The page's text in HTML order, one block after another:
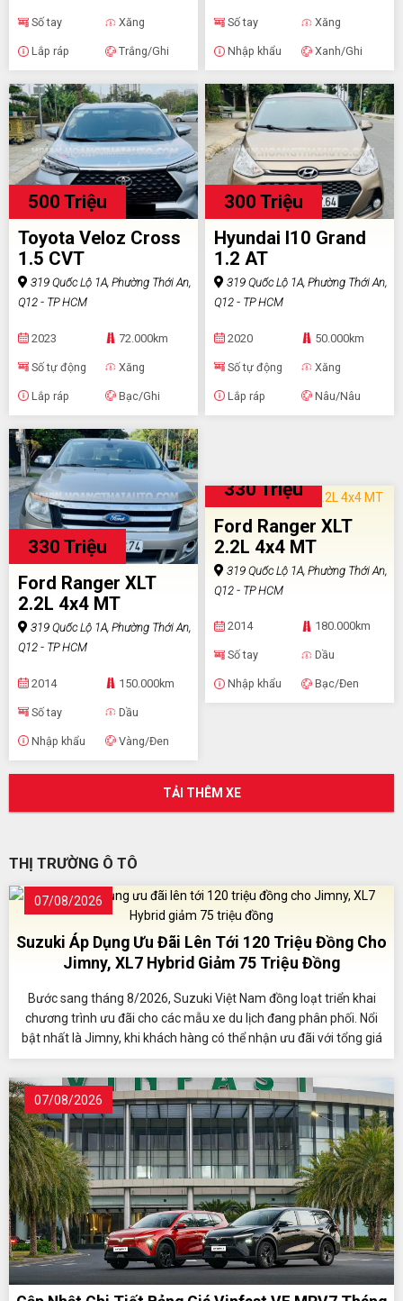
Số tay Xăng
Lắp ráp Trắng/Ghi
Số tay Xăng
Nhập khẩu Xanh/Ghi
500 Triệu
Toyota Veloz Cross
1.5 CVT
319 Quốc Lộ 1A, Phường Thới An,
Q12 - TP HCM
2023 72.000km
Số tự động Xăng
Lắp ráp Bạc/Ghi
300 Triệu
Hyundai I10 Grand
1.2 AT
319 Quốc Lộ 1A, Phường Thới An,
Q12 - TP HCM
2020 50.000km
Số tự động Xăng
Lắp ráp Nâu/Nâu
330 Triệu
Ford Ranger XLT
2.2L 4x4 MT
319 Quốc Lộ 1A, Phường Thới An,
Q12 - TP HCM
2014 150.000km
Số tay Dầu
Nhập khẩu Vàng/Đen
330 Triệu
Ford Ranger XLT
2.2L 4x4 MT
319 Quốc Lộ 1A, Phường Thới An,
Q12 - TP HCM
2014 180.000km
Số tay Dầu
Nhập khẩu Bạc/Đen
TẢI THÊM XE
THỊ TRƯỜNG Ô TÔ
07/08/2026
Suzuki Áp Dụng Ưu Đãi Lên Tới 120 Triệu Đồng Cho
Jimny, XL7 Hybrid Giảm 75 Triệu Đồng
Bước sang tháng 8/2026, Suzuki Việt Nam đồng loạt triển khai
chương trình ưu đãi cho các mẫu xe du lịch đang phân phối. Nổi
bật nhất là Jimny, khi khách hàng có thể nhận ưu đãi với tổng giá
trị lên tới 120 triệu đồng.
07/08/2026